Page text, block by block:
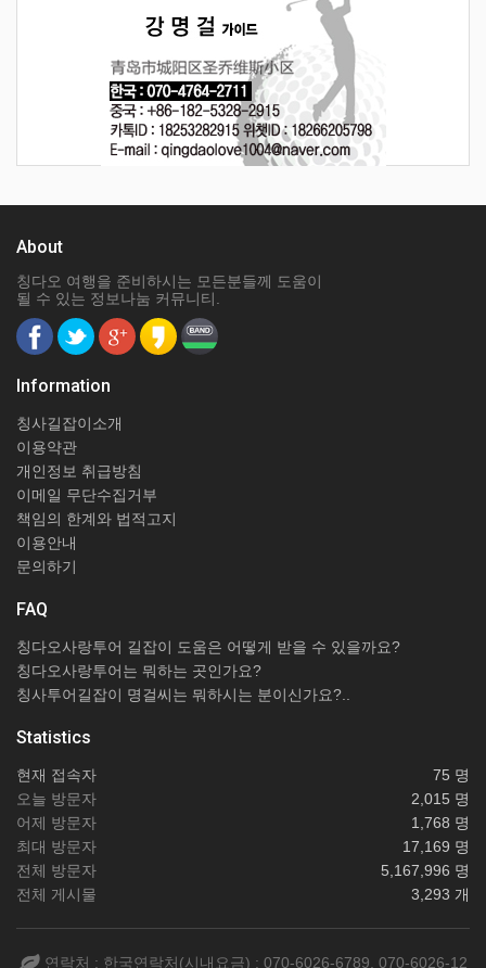
About
칭다오 여행을 준비하시는 모든분들께 도움이
될 수 있는 정보나눔 커뮤니티.
Information
칭사길잡이소개
이용약관
개인정보 취급방침
이메일 무단수집거부
책임의 한계와 법적고지
이용안내
문의하기
FAQ
칭다오사랑투어 길잡이 도움은 어떻게 받을 수 있을까요?
칭다오사랑투어는 뭐하는 곳인가요?
칭사투어길잡이 명걸씨는 뭐하시는 분이신가요?..
Statistics
현재 접속자
75 명
오늘 방문자
2,015 명
어제 방문자
1,768 명
최대 방문자
17,169 명
전체 방문자
5,167,996 명
전체 게시물
3,293 개
연락처 : 한국연락처(시내요금) : 070-6026-6789, 070-6026-12